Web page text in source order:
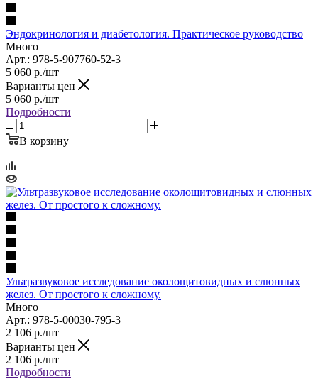
Эндокринология и диабетология. Практическое руководство
Много
Арт.: 978-5-907760-52-3
5 060 р./шт
Варианты цен
5 060 р./шт
Подробности
В корзину
Ультразвуковое исследование околощитовидных и слюнных
желез. От простого к сложному.
Много
Арт.: 978-5-00030-795-3
2 106 р./шт
Варианты цен
2 106 р./шт
Подробности